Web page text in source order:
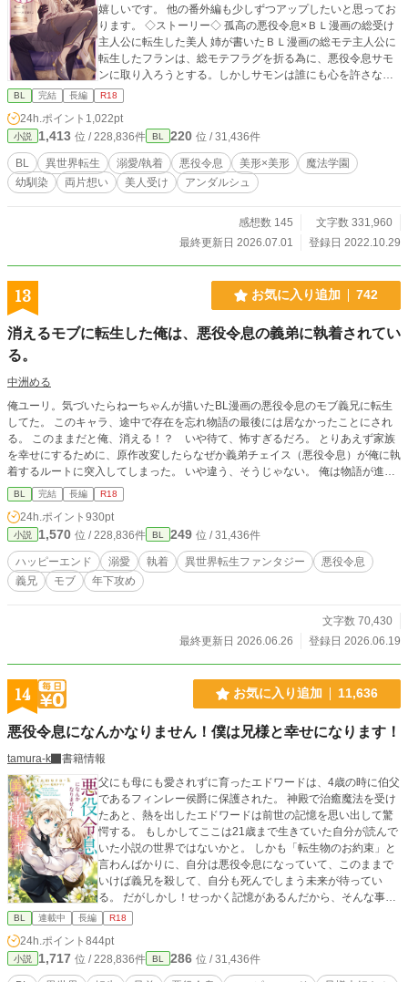
嬉しいです。 他の番外編も少しずつアップしたいと思ってお
ります。 ◇ストーリー◇ 孤高の悪役令息×ＢＬ漫画の総受け
主人公に転生した美人 姉が書いたＢＬ漫画の総モテ主人公に
転生したフランは、総モテフラグを折る為に、悪役令息サモ
ンに取り入ろうとする。しかしサモンは誰にも心を許さない
一匹狼。周囲の人から怖がられ悪鬼と呼ばれる存在。 そんな
サモンに寄り添い、フランはサモンの悪役フラグも折ろうと
決意する──。 互いに信頼関係を築いて、サモンの腰巾着と
なったフランだが、ある変化が……。どんどんサモンが過保
護になって──！？ ・書籍化部分では、web未公開その後の番
外編＊がございます。 総受け設定のキャラだというだけで、
総受けではありません。CPは固定。 自分好みに育っちゃった
BL 完結 長編 R18
24h.ポイント 1,022pt
小説 1,413 位 / 228,836件 BL 220 位 / 31,436件
BL 異世界転生 溺愛/執着 悪役令息 美形×美形
魔法学園
幼馴染
両片想い 美人受け アンダルシュ
感想数 145
文字数 331,960
最終更新日 2026.07.01
登録日 2022.10.29
13 お気に入り追加 742
消えるモブに転生した俺は、悪役令息の義弟に執着されてい
る。
中洲める
俺ユーリ。気づいたらねーちゃんが描いたBL漫画の悪役令息のモブ義兄に転生
してた。 このキャラ、途中で存在を忘れ物語の最後には居なかったことにされ
る。 このままだと俺、消える！？ いや待て、怖すぎるだろ。 とりあえず家族
を幸せにするために、原作改変したらなぜか義弟チェイス（悪役令息）が俺に執
着するルートに突入してしまった。 いや違う、そうじゃない。 俺は物語が進む
につれてだんだん存在が薄くなってきてるっぽい。詰んでない？ そんな中、
「僕なら義兄さまを繋ぎ止められる」とか言い出したチェイス。頼もしいけど、
なんか解決方法が不穏なんだが！？ 悪役令息とモブがＢＬなんて聞いてない！
消えたくないけど恋愛フラグはいらないよ！？ １日１～２話くらいを目安に投
稿。 最終話までかき上げてからの投稿になるので完結は確約です。 途中ダーク
な空気かもしれませんが、ハピエンです。 Rには＊がついています。 ムーンラ
イトにも同時掲載中。 ※転載・AI取り込み禁止※
BL 完結 長編 R18
24h.ポイント 930pt
小説 1,570 位 / 228,836件 BL 249 位 / 31,436件
ハッピーエンド 溺愛 執着 異世界転生ファンタジー
悪役令息
義兄
モブ 年下攻め
文字数 70,430
最終更新日 2026.06.26
登録日 2026.06.19
14 お気に入り追加 11,636
悪役令息になんかなりません！僕は兄様と幸せになります！
tamura-k
書籍情報
父にも母にも愛されずに育ったエドワードは、4歳の時に伯父
であるフィンレー侯爵に保護された。 神殿で治癒魔法を受け
たあと、熱を出したエドワードは前世の記憶を思い出して驚
愕する。 もしかしてここは21歳まで生きていた自分が読んで
いた小説の世界ではないかと。 しかも「転生物のお約束」と
言わんばかりに、自分は悪役令息になっていて、このままで
いけば義兄を殺して、自分も死んでしまう未来が待ってい
る。 だがしかし！せっかく記憶があるんだから、そんな事は
絶対にしない！ だって僕は小説でも漫画でも、兄様が大好き
だったんだから！ あれ、でも待って、え？ちょっと？？？ 義
兄大好き弟と義弟大好き兄が、運命に立ち向かう。 R指定要
素は後半です。＊つけるようにします。 2023.1 書籍化♪ 2
025.8に５巻が発売。 2023.3に本編は完結しましたが、番外
BL 連載中 長編 R18
24h.ポイント 844pt
小説 1,717 位 / 228,836件 BL 286 位 / 31,436件